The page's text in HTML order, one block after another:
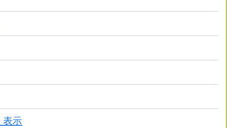
表示